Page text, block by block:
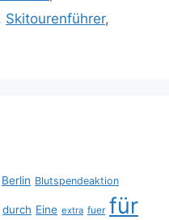
, Skitourenführer,
Berlin Blutspendeaktion
durch Eine extra fuer für